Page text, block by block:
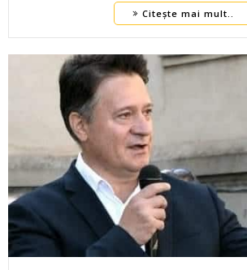
Citește mai mult..